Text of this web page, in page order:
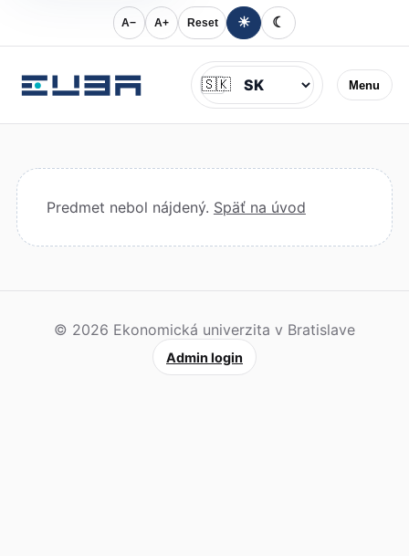
A− A+ Reset ☀ ☾
Menu
Jazyk
🇸🇰
Predmet nebol nájdený. Späť na úvod
© 2026 Ekonomická univerzita v Bratislave
Admin login